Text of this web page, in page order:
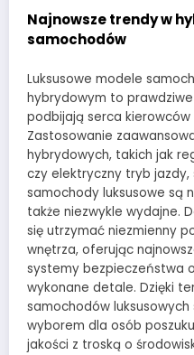
Najnowsze trendy w
samochodów
Luksusowe modele
hybrydowym to
podbijają serca kierowców
Zastosowanie
hybrydowych, takich jak
czy elektryczny tryb jazdy,
samochody luksusowe są
także niezwykle wydajne.
się utrzymać niezmienny
wnętrza, oferując
systemy bezpieczeństwa
wykonane detale. Dzięki
samochodów luksusowych
wyborem dla osób
jakości z troską o